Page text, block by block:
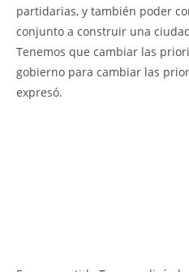
partidarias, y también poder
conjunto a construir una
Tenemos que cambiar las
gobierno para cambiar las
expresó.